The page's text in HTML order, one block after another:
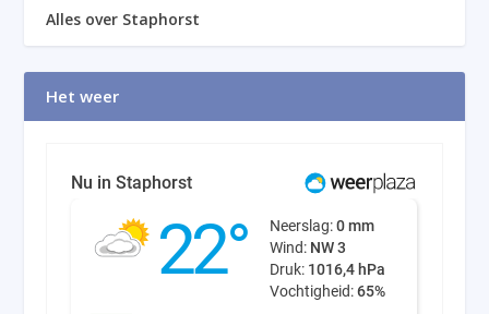
Alles over Staphorst
Het weer